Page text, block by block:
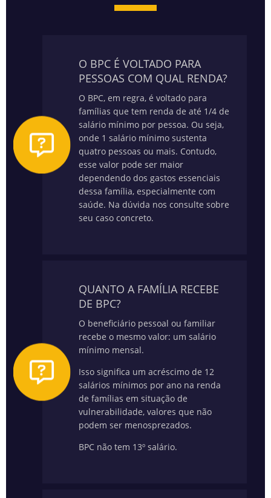
O BPC É VOLTADO PARA
PESSOAS COM QUAL RENDA?
O BPC, em regra, é voltado para
famílias que tem renda de até 1/4 de
salário mínimo por pessoa. Ou seja,
onde 1 salário mínimo sustenta
quatro pessoas ou mais. Contudo,
esse valor pode ser maior
dependendo dos gastos essenciais
dessa família, especialmente com
saúde. Na dúvida nos consulte sobre
seu caso concreto.
QUANTO A FAMÍLIA RECEBE
DE BPC?
O beneficiário pessoal ou familiar
recebe o mesmo valor: um salário
mínimo mensal.
Isso significa um acréscimo de 12
salários mínimos por ano na renda
de famílias em situação de
vulnerabilidade, valores que não
podem ser menosprezados.
BPC não tem 13º salário.